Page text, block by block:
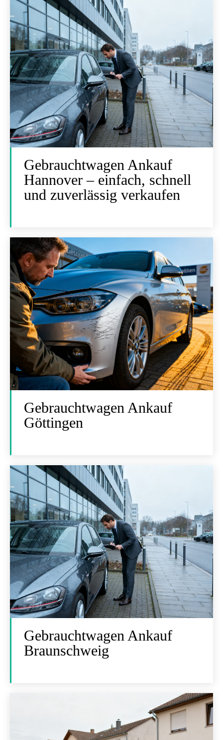
Gebrauchtwagen Ankauf
Hannover – einfach, schnell
und zuverlässig verkaufen
Gebrauchtwagen Ankauf
Göttingen
Gebrauchtwagen Ankauf
Braunschweig